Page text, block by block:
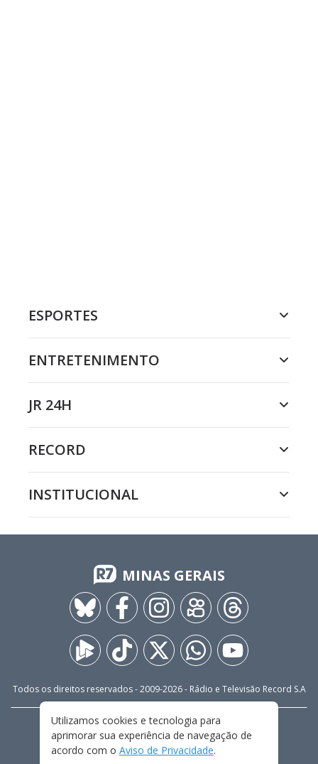
ESPORTES
ENTRETENIMENTO
JR 24H
RECORD
INSTITUCIONAL
MINAS GERAIS
Todos os direitos reservados - 2009-2026- Rádio e Televisão Record S.A
FALE CONOSCO
PRIVACIDADE
TERMOS E CONDIÇÕES DE USO
Utilizamos cookies e tecnologia para
aprimorar sua experiência de navegação de
acordo com o Aviso de Privacidade.